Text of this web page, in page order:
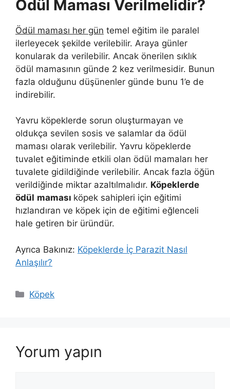
Ödül Maması Verilmelidir?
Ödül maması her gün temel eğitim ile paralel
ilerleyecek şekilde verilebilir. Araya günler
konularak da verilebilir. Ancak önerilen sıklık
ödül mamasının günde 2 kez verilmesidir. Bunun
fazla olduğunu düşünenler günde bunu 1’e de
indirebilir.
Yavru köpeklerde sorun oluşturmayan ve
oldukça sevilen sosis ve salamlar da ödül
maması olarak verilebilir. Yavru köpeklerde
tuvalet eğitiminde etkili olan ödül mamaları her
tuvalete gidildiğinde verilebilir. Ancak fazla öğün
verildiğinde miktar azaltılmalıdır. Köpeklerde
ödül maması köpek sahipleri için eğitimi
hızlandıran ve köpek için de eğitimi eğlenceli
hale getiren bir üründür.
Ayrıca Bakınız: Köpeklerde İç Parazit Nasıl
Anlaşılır?
Kategoriler
Köpek
Yorum yapın